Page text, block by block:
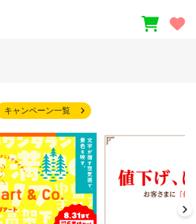
キャンペーン一覧